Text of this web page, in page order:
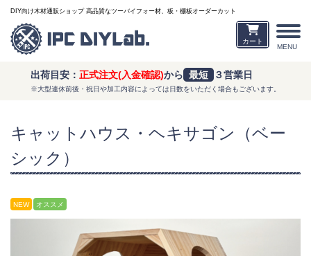
MENU
DIY向け木材通販ショップ 高品質なツーバイフォー材、板・棚板オーダーカット
カート
出荷目安： 正式注文(入金確認)から 最短 ３営業日
※大型連休前後・祝日や加工内容によっては日数をいただく場合もございます。
キャットハウス・ヘキサゴン（ベー
シック）
NEW オススメ